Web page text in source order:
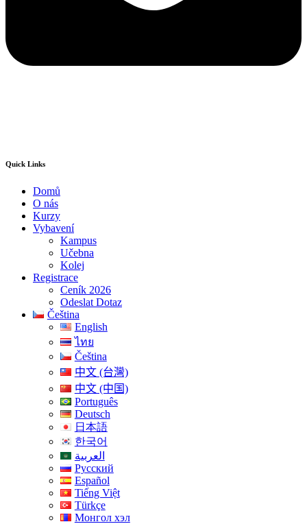
Quick Links
Domů
O nás
Kurzy
Vybavení
Kampus
Učebna
Kolej
Registrace
Ceník 2026
Odeslat Dotaz
Čeština
English
ไทย
Čeština
中文 (台灣)
中文 (中国)
Português
Deutsch
日本語
한국어
العربية
Русский
Español
Tiếng Việt
Türkçe
Монгол хэл